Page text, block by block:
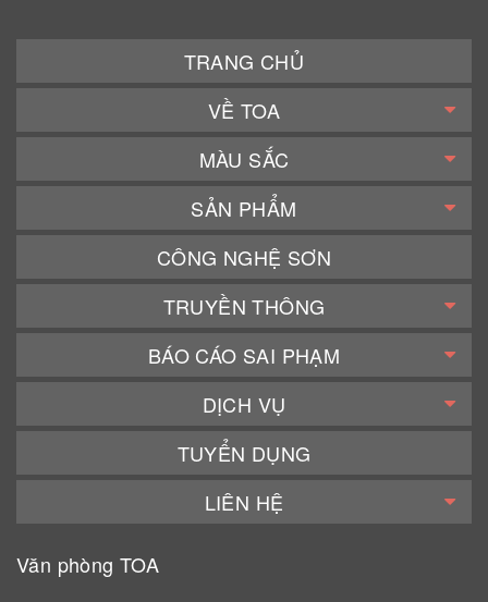
TRANG CHỦ
VỀ TOA
MÀU SẮC
SẢN PHẨM
CÔNG NGHỆ SƠN
TRUYỀN THÔNG
BÁO CÁO SAI PHẠM
DỊCH VỤ
TUYỂN DỤNG
LIÊN HỆ
Văn phòng TOA